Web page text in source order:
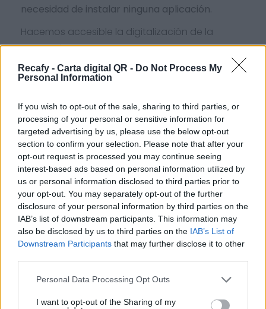
Recafy - Carta digital QR - Do Not Process My
Personal Information
If you wish to opt-out of the sale, sharing to third parties, or
processing of your personal or sensitive information for
targeted advertising by us, please use the below opt-out
section to confirm your selection. Please note that after your
opt-out request is processed you may continue seeing
interest-based ads based on personal information utilized by
us or personal information disclosed to third parties prior to
your opt-out. You may separately opt-out of the further
disclosure of your personal information by third parties on the
IAB’s list of downstream participants. This information may
also be disclosed by us to third parties on the IAB’s List of
Downstream Participants that may further disclose it to other
Please note that this website/app uses one or more Google
not limited to your visit or usage behaviour. You may click to
Personal Data Processing Opt Outs
I want to opt-out of the Sharing of my
necesidad de instalar ninguna aplicación.
Hacemos accesible la digitalización de la
hostelería sin importar el tamaño del negocio. Si
necesitas ayuda o no tienes tiempo, podemos
digitalizar la carta por ti.
Por eso hemos diseñado un sistema capaz de
ayudar a tu negocio a adaptarse a las
circunstancias actuales que nuestro país está
viviendo. Contamos con una carta de servicios
que pueden ayudarte a aminorar las cargas de
trabajo en tu negocio o empresa para que
puedas ofrecer a tus clientes la seguridad y el
apoyo que merecen. Llega la transformación
digital para quedarse. Menú digital QR para el
Desde el panel de gestión podrás dar de alta los